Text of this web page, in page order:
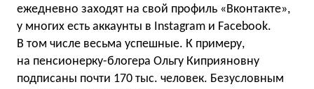
ежедневно заходят на свой профиль «Вконтакте»,
у многих есть аккаунты в Instagram и Facebook.
В том числе весьма успешные. К примеру,
на пенсионерку-блогера Ольгу Киприяновну
подписаны почти 170 тыс. человек. Безусловным